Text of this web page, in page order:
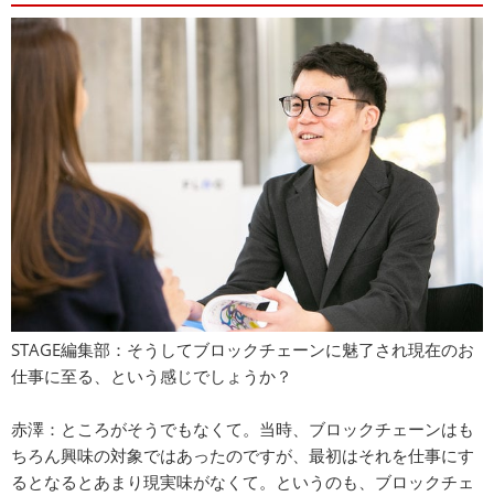
STAGE編集部：そうしてブロックチェーンに魅了され現在のお
仕事に至る、という感じでしょうか？
赤澤：ところがそうでもなくて。当時、ブロックチェーンはも
ちろん興味の対象ではあったのですが、最初はそれを仕事にす
るとなるとあまり現実味がなくて。というのも、ブロックチェ